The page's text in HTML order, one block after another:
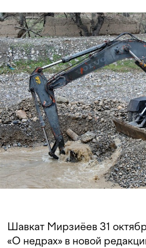
Шавкат Мирзиёев 31
«О недрах» в новой